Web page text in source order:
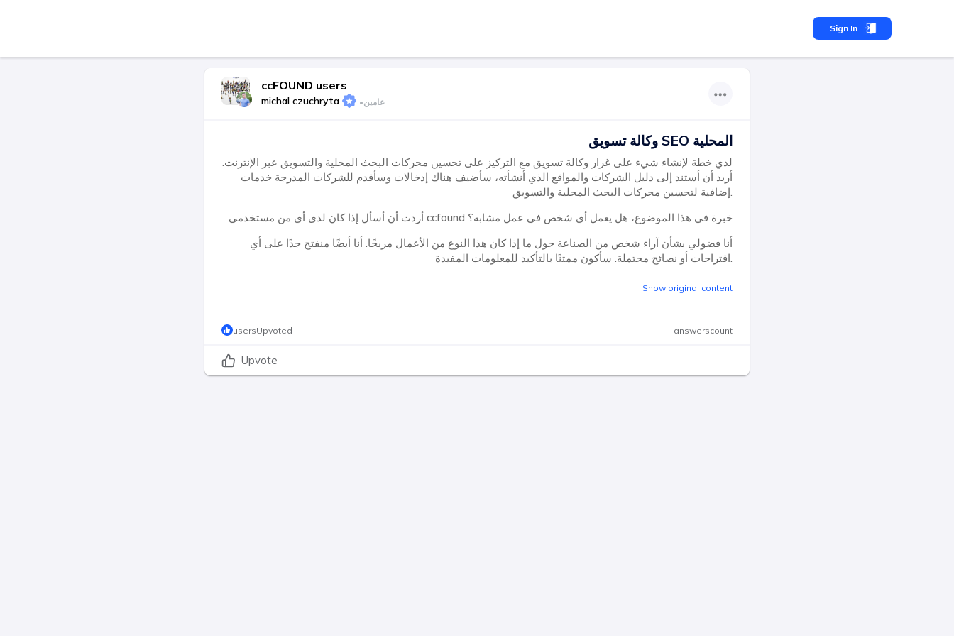
Sign In
ccFOUND users
michal czuchryta •عامين
وكالة تسويق SEO المحلية
لدي خطة لإنشاء شيء على غرار وكالة تسويق مع التركيز على تحسين محركات البحث المحلية والتسويق عبر الإنترنت.
أريد أن أستند إلى دليل الشركات والمواقع الذي أنشأته، سأضيف هناك إدخالات وسأقدم للشركات المدرجة خدمات
إضافية لتحسين محركات البحث المحلية والتسويق.
أردت أن أسأل إذا كان لدى أي من مستخدمي ccfound خبرة في هذا الموضوع، هل يعمل أي شخص في عمل مشابه؟
أنا فضولي بشأن آراء شخص من الصناعة حول ما إذا كان هذا النوع من الأعمال مربحًا. أنا أيضًا منفتح جدًا على أي
اقتراحات أو نصائح محتملة. سأكون ممتنًا بالتأكيد للمعلومات المفيدة.
Show original content
usersUpvoted answerscount
Upvote